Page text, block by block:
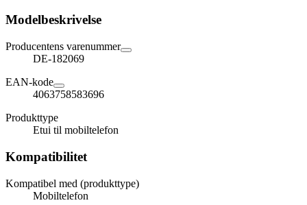
Modelbeskrivelse
Producentens varenummer
DE-182069
EAN-kode
4063758583696
Produkttype
Etui til mobiltelefon
Kompatibilitet
Kompatibel med (produkttype)
Mobiltelefon